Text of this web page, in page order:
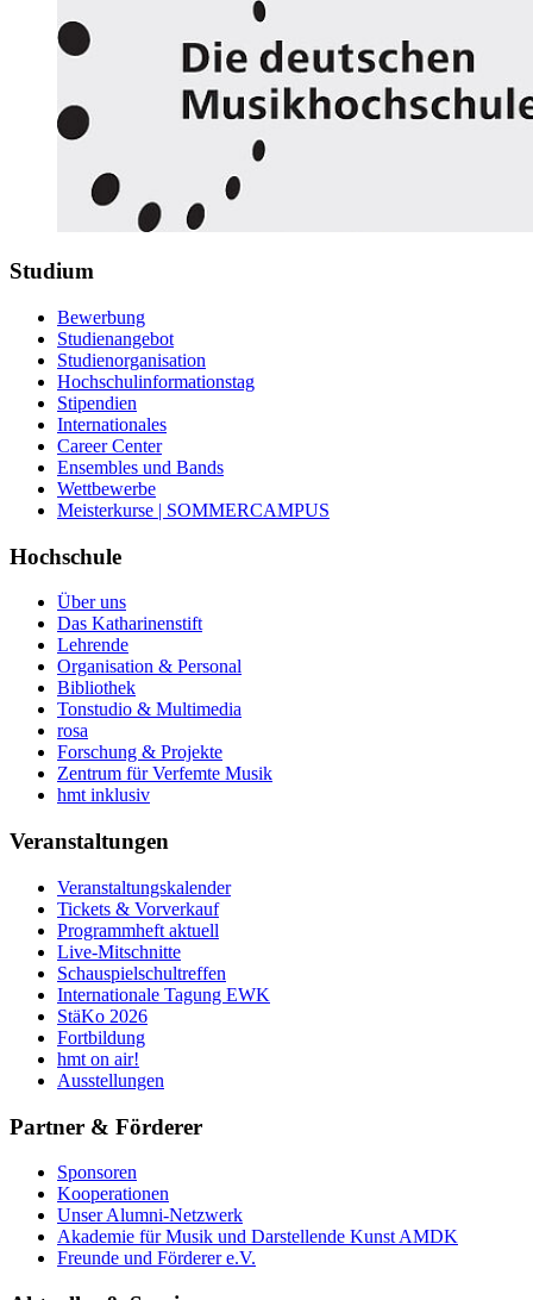
Studium
Bewerbung
Studienangebot
Studienorganisation
Hochschulinformationstag
Stipendien
Internationales
Career Center
Ensembles und Bands
Wettbewerbe
Meisterkurse | SOMMERCAMPUS
Hochschule
Über uns
Das Katharinenstift
Lehrende
Organisation & Personal
Bibliothek
Tonstudio & Multimedia
rosa
Forschung & Projekte
Zentrum für Verfemte Musik
hmt inklusiv
Veranstaltungen
Veranstaltungskalender
Tickets & Vorverkauf
Programmheft aktuell
Live-Mitschnitte
Schauspielschultreffen
Internationale Tagung EWK
StäKo 2026
Fortbildung
hmt on air!
Ausstellungen
Partner & Förderer
Sponsoren
Kooperationen
Unser Alumni-Netzwerk
Akademie für Musik und Darstellende Kunst AMDK
Freunde und Förderer e.V.